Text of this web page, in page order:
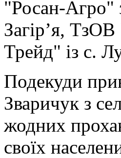
"Росан-Агро"
Загір’я,
Трейд" із с.
Подекуди
Зваричук з
жодних
своїх